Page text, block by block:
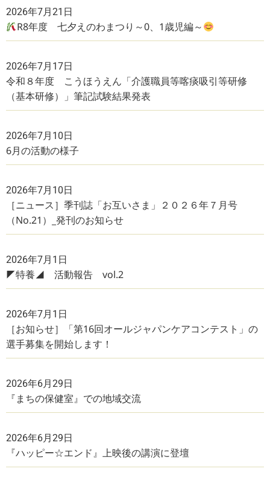
2026年7月21日
R8年度 七夕えのわまつり～0、1歳児編～
2026年7月17日
令和８年度 こうほうえん「介護職員等喀痰吸引等研修
（基本研修）」筆記試験結果発表
2026年7月10日
6月の活動の様子
2026年7月10日
［ニュース］季刊誌「お互いさま」２０２６年７月号
（No.21）_発刊のお知らせ
2026年7月1日
◤特養◢ 活動報告 vol.2
2026年7月1日
［お知らせ］「第16回オールジャパンケアコンテスト」の
選手募集を開始します！
2026年6月29日
『まちの保健室』での地域交流
2026年6月29日
『ハッピー☆エンド』上映後の講演に登壇